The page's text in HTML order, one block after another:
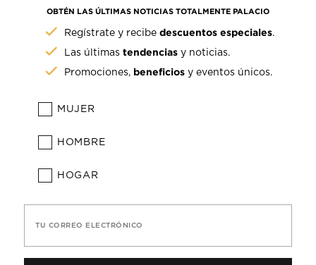
OBTÉN LAS ÚLTIMAS NOTICIAS TOTALMENTE PALACIO
Regístrate y recibedescuentos especiales.
Las últimastendencias y noticias.
Promociones, beneficios y eventos únicos.
MUJER
HOMBRE
HOGAR
TU CORREO ELECTRÓNICO